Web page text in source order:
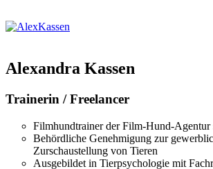
Alexandra Kassen
Trainerin / Freelancer
Filmhundtrainer der Film-Hund-Agentur
Behördliche Genehmigung zur
Zurschaustellung von Tieren
Ausgebildet in Tierpsychologie mit